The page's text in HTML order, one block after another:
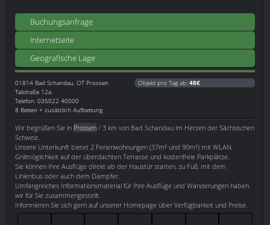
Buchungsanfrage
Internetseite
Geografische Lage
01814 Bad Schandau, OT Prossen
Talstraße 12a
Telefon: 035022 40000
8 Betten + zusätzlich Aufbettung
Objekt pro Tag ab: 48€
Wir begrüßen Sie in Prossen / 3 km von Bad Schandau im Herzen der Sächsischen
Schweiz.
Unsere Unterkunft bietet 2 Ferienwohnungen (37m² und 90m²) mit WLAN,
Grillmöglichkeit auf der überdachten Terrasse und kostenfreie Parkplätze.
Sie können Ihre Ausflüge direkt ab der Haustür starten, zu Fuß, mit dem
Linienbus oder auch dem Dampfer.
Umfangreiches Informationsmaterial für Ihre Ausflüge und Wanderungen haben
wir für Sie zusammengestellt.
Informieren Sie sich gern auf unserer Homepage über Verfügbarkeit und Preise.